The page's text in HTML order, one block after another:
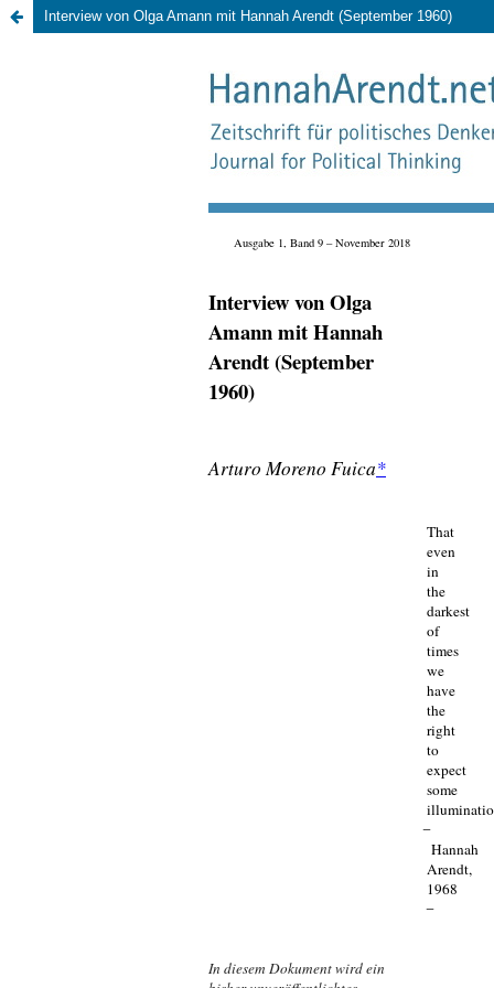
Interview von Olga Amann mit Hannah Arendt (September 1960)